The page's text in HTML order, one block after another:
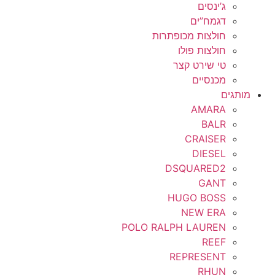
ג’ינסים
דגמח”ים
חולצות מכופתרות
חולצות פולו
טי שירט קצר
מכנסיים
מותגים
AMARA
BALR
CRAISER
DIESEL
DSQUARED2
GANT
HUGO BOSS
NEW ERA
POLO RALPH LAUREN
REEF
REPRESENT
RHUN